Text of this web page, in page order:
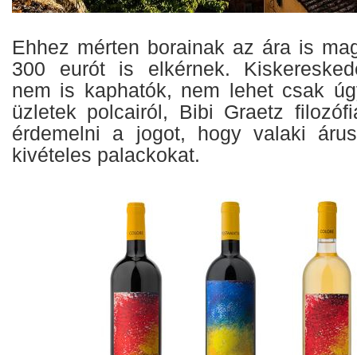
Ehhez mérten borainak az ára is
300 eurót is elkérnek.
nem is kaphatók, nem lehet csak
üzletek polcairól, Bibi Graetz
érdemelni a jogot, hogy valaki
kivételes palackokat.